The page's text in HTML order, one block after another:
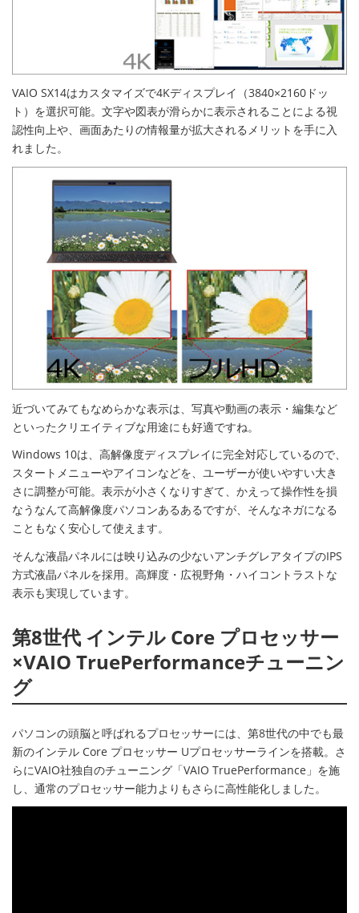
VAIO SX14はカスタマイズで4Kディスプレイ（3840×2160ドッ
ト）を選択可能。文字や図表が滑らかに表示されることによる視
認性向上や、画面あたりの情報量が拡大されるメリットを手に入
れました。
近づいてみてもなめらかな表示は、写真や動画の表示・編集など
といったクリエイティブな用途にも好適ですね。
Windows 10は、高解像度ディスプレイに完全対応しているので、
スタートメニューやアイコンなどを、ユーザーが使いやすい大き
さに調整が可能。表示が小さくなりすぎて、かえって操作性を損
なうなんて高解像度パソコンあるあるですが、そんなネガになる
こともなく安心して使えます。
そんな液晶パネルには映り込みの少ないアンチグレアタイプのIPS
方式液晶パネルを採用。高輝度・広視野角・ハイコントラストな
表示も実現しています。
第8世代 インテル Core プロセッサー
×VAIO TruePerformanceチューニン
グ
パソコンの頭脳と呼ばれるプロセッサーには、第8世代の中でも最
新のインテル Core プロセッサー Uプロセッサーラインを搭載。さ
らにVAIO社独自のチューニング「VAIO TruePerformance」を施
し、通常のプロセッサー能力よりもさらに高性能化しました。